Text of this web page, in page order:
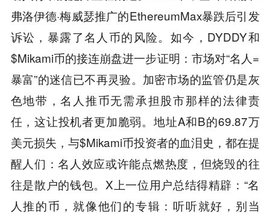
弗洛伊德·梅威瑟推广的EthereumMax暴跌后引发
诉讼，暴露了名人币的风险。如今，DYDDY和
$Mikami币的接连崩盘进一步证明：市场对“名人=
暴富”的迷信已不再灵验。加密市场的监管仍是灰
色地带，名人推币无需承担股市那样的法律责
任，这让投机者更加脆弱。地址A和B的69.87万
美元损失，与$Mikami币投资者的血泪史，都在提
醒人们：名人效应或许能点燃热度，但烧毁的往
往是散户的钱包。X上一位用户总结得精辟：“名
人推的币，就像他们的专辑：听听就好，别当